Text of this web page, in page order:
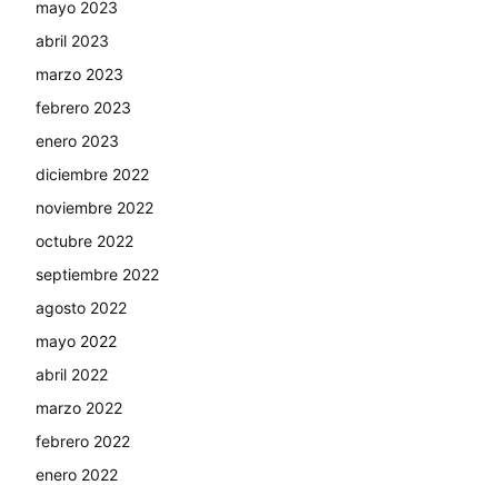
mayo 2023
abril 2023
marzo 2023
febrero 2023
enero 2023
diciembre 2022
noviembre 2022
octubre 2022
septiembre 2022
agosto 2022
mayo 2022
abril 2022
marzo 2022
febrero 2022
enero 2022